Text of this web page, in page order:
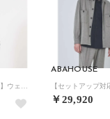
ABAHOUSE
￥29,920